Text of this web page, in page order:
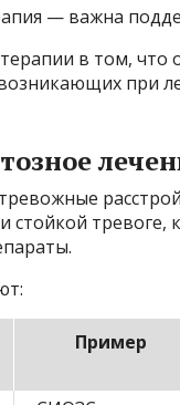
— важна
в том, что
при
стойкой тревоге,
Пример